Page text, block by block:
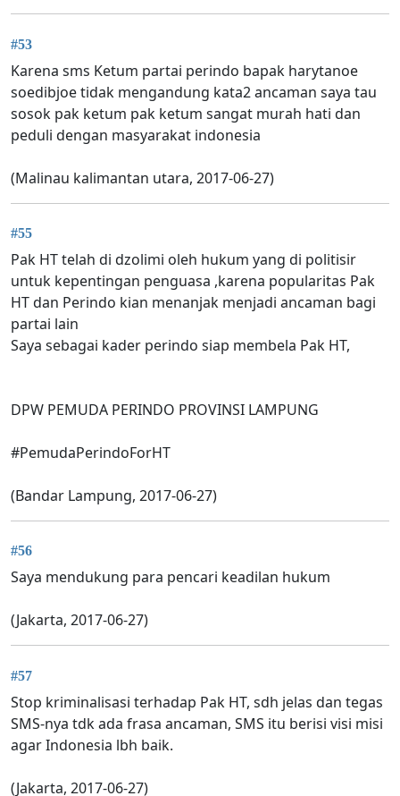
#53
Karena sms Ketum partai perindo bapak harytanoe
soedibjoe tidak mengandung kata2 ancaman saya tau
sosok pak ketum pak ketum sangat murah hati dan
peduli dengan masyarakat indonesia
(Malinau kalimantan utara, 2017-06-27)
#55
Pak HT telah di dzolimi oleh hukum yang di politisir
untuk kepentingan penguasa ,karena popularitas Pak
HT dan Perindo kian menanjak menjadi ancaman bagi
partai lain
Saya sebagai kader perindo siap membela Pak HT,
DPW PEMUDA PERINDO PROVINSI LAMPUNG
#PemudaPerindoForHT
(Bandar Lampung, 2017-06-27)
#56
Saya mendukung para pencari keadilan hukum
(Jakarta, 2017-06-27)
#57
Stop kriminalisasi terhadap Pak HT, sdh jelas dan tegas
SMS-nya tdk ada frasa ancaman, SMS itu berisi visi misi
agar Indonesia lbh baik.
(Jakarta, 2017-06-27)